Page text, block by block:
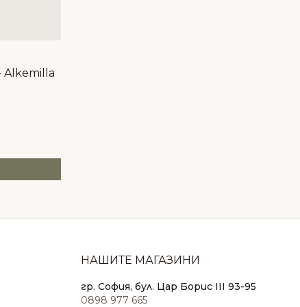
Alkemilla
НАШИТЕ МАГАЗИНИ
гр. София, бул. Цар Борис III 93-95
0898 977 665